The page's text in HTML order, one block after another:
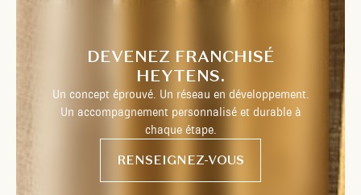
DEVENEZ FRANCHISÉ
HEYTENS.
Un concept éprouvé. Un réseau en développement.
Un accompagnement personnalisé et durable à
chaque étape.
RENSEIGNEZ-VOUS